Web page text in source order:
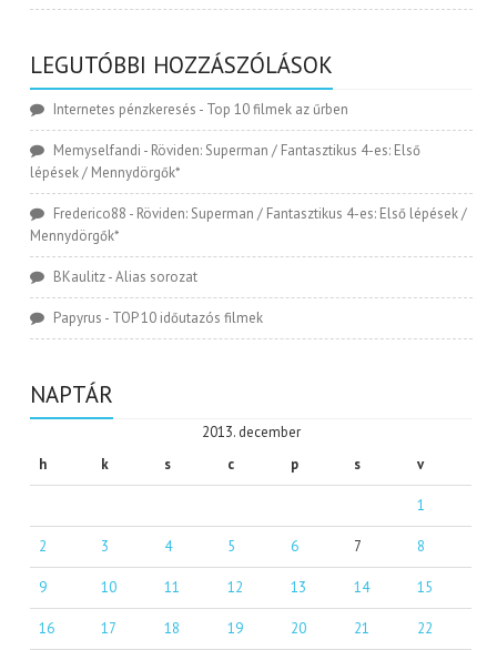
LEGUTÓBBI HOZZÁSZÓLÁSOK
Internetes pénzkeresés - Top 10 filmek az űrben
Memyselfandi - Röviden: Superman / Fantasztikus 4-es: Első
lépések / Mennydörgők*
Frederico88 - Röviden: Superman / Fantasztikus 4-es: Első lépések /
Mennydörgők*
BKaulitz-Alias sorozat
Papyrus - TOP 10 időutazós filmek
NAPTÁR
2013. december
h
k s c p s v
1
2 3 4 5 6 7 8
9 10 11 12 13 14 15
16 17 18 19 20 21 22